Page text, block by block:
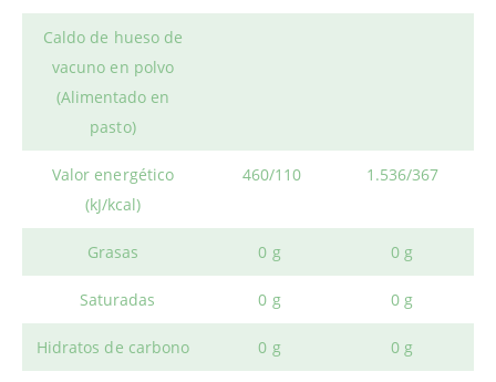
Caldo de hueso de
vacuno en polvo
(Alimentado en
pasto)
Valor energético
(kJ/kcal)
460/110 1.536/367
Grasas 0 g 0 g
Saturadas 0 g 0 g
Hidratos de carbono 0 g 0 g